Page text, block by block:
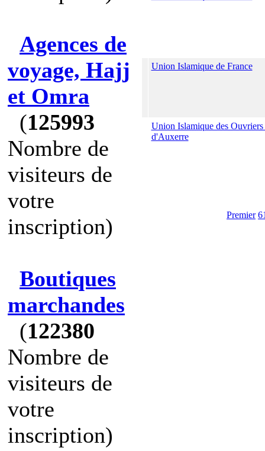
Agences de
voyage, Hajj
et Omra
(125993
Nombre de
visiteurs de
votre
inscription)
Boutiques
marchandes
(122380
Nombre de
visiteurs de
votre
inscription)
Union Islamique de France
Union Islamique des Ouvriers
d'Auxerre
Premier